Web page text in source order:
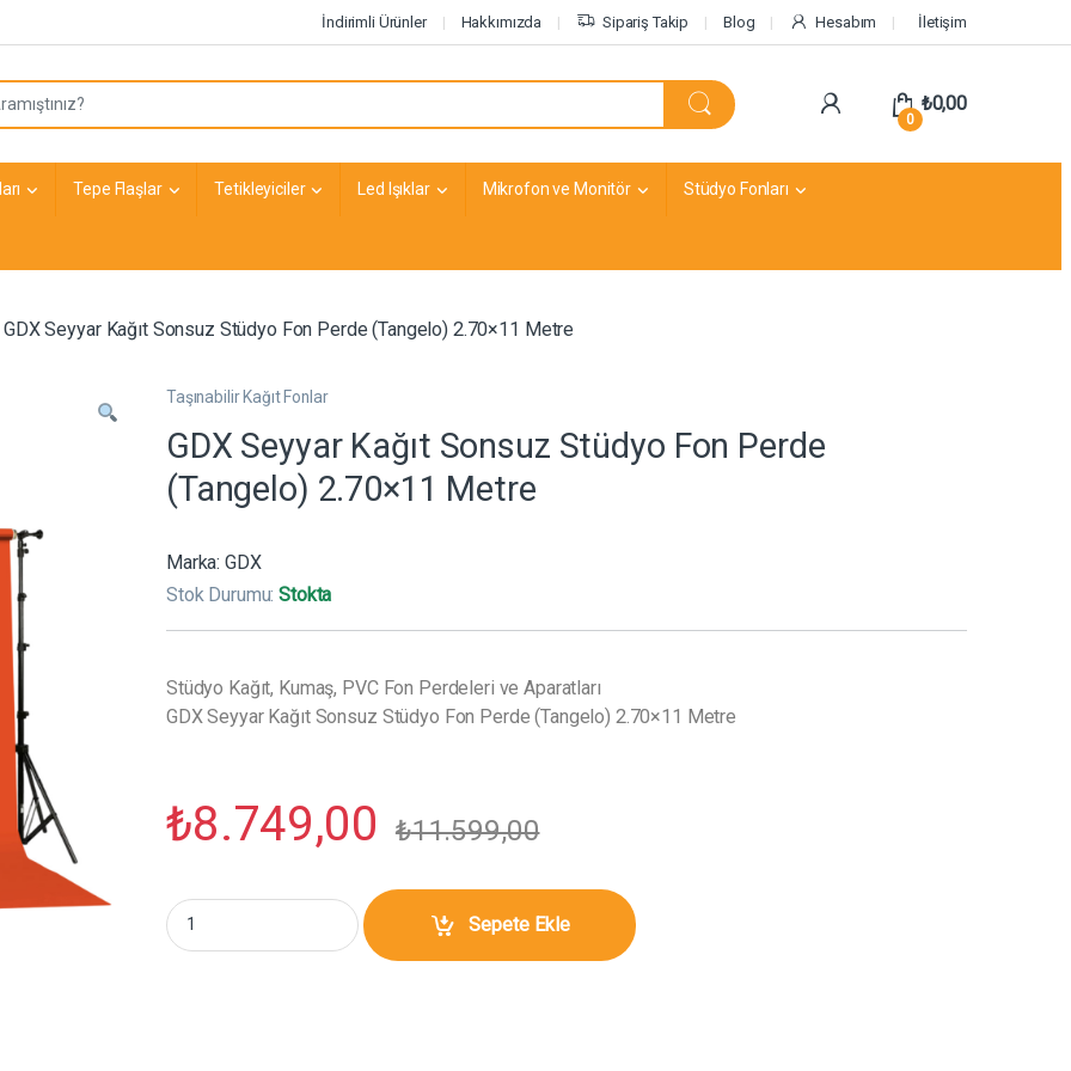
İndirimli Ürünler Hakkımızda Sipariş Takip Blog Hesabım İletişim
0
₺0,00
Tepe Flaşlar Tetikleyiciler Led Işıklar Mikrofon ve Monitör Stüdyo Fonları
GDX Seyyar Kağıt Sonsuz Stüdyo Fon Perde (Tangelo) 2.70×11 Metre
Taşınabilir Kağıt Fonlar
GDX Seyyar Kağıt Sonsuz Stüdyo Fon Perde
(Tangelo) 2.70×11 Metre
Marka: GDX
Stok Durumu:Stokta
Stüdyo Kağıt, Kumaş, PVC Fon Perdeleri ve Aparatları
GDX Seyyar Kağıt Sonsuz Stüdyo Fon Perde (Tangelo) 2.70×11 Metre
₺8.749,00 ₺11.599,00
GDX Seyyar Kağıt Sonsuz Stüdyo Fon Perde (Tangelo) 2.70x11 Metre miktar
Sepete Ekle